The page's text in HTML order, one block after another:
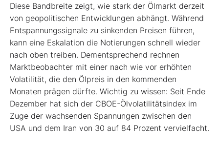
Diese Bandbreite zeigt, wie stark der Ölmarkt derzeit
von geopolitischen Entwicklungen abhängt. Während
Entspannungssignale zu sinkenden Preisen führen,
kann eine Eskalation die Notierungen schnell wieder
nach oben treiben. Dementsprechend rechnen
Marktbeobachter mit einer nach wie vor erhöhten
Volatilität, die den Ölpreis in den kommenden
Monaten prägen dürfte. Wichtig zu wissen: Seit Ende
Dezember hat sich der CBOE-Ölvolatilitätsindex im
Zuge der wachsenden Spannungen zwischen den
USA und dem Iran von 30 auf 84 Prozent vervielfacht.